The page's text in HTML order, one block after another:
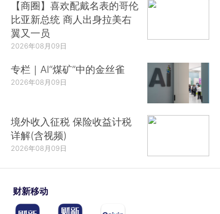
【商圈】喜欢配戴名表的哥伦
比亚新总统 商人出身拉美右
翼又一员
2026年08月09日
专栏｜AI“煤矿”中的金丝雀
2026年08月09日
境外收入征税 保险收益计税
详解(含视频)
2026年08月09日
财新移动